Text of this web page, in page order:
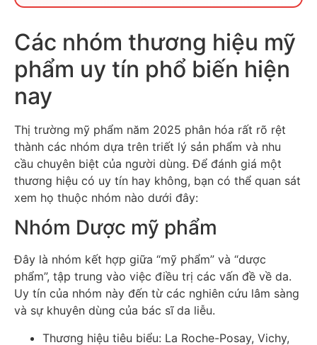
Các nhóm thương hiệu mỹ
phẩm uy tín phổ biến hiện
nay
Thị trường mỹ phẩm năm 2025 phân hóa rất rõ rệt
thành các nhóm dựa trên triết lý sản phẩm và nhu
cầu chuyên biệt của người dùng. Để đánh giá một
thương hiệu có uy tín hay không, bạn có thể quan sát
xem họ thuộc nhóm nào dưới đây:
Nhóm Dược mỹ phẩm
Đây là nhóm kết hợp giữa “mỹ phẩm” và “dược
phẩm”, tập trung vào việc điều trị các vấn đề về da.
Uy tín của nhóm này đến từ các nghiên cứu lâm sàng
và sự khuyên dùng của bác sĩ da liễu.
Thương hiệu tiêu biểu: La Roche-Posay, Vichy,